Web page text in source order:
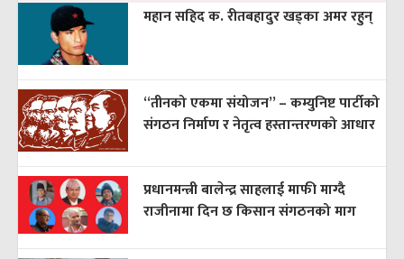
महान सहिद क. रीतबहादुर खड्‌का अमर रहुन्
“तीनको एकमा संयोजन” – कम्युनिष्ट पार्टीको
संगठन निर्माण र नेतृत्व हस्तान्तरणको आधार
प्रधानमन्त्री बालेन्द्र साहलाई माफी माग्दै
राजीनामा दिन छ किसान संगठनको माग